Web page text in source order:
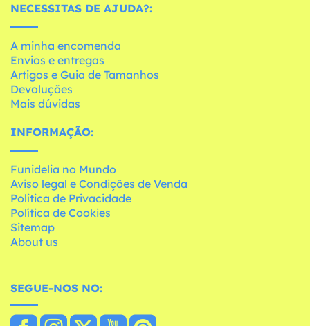
NECESSITAS DE AJUDA?:
A minha encomenda
Envios e entregas
Artigos e Guia de Tamanhos
Devoluções
Mais dúvidas
INFORMAÇÃO:
Funidelia no Mundo
Aviso legal e Condições de Venda
Política de Privacidade
Política de Cookies
Sitemap
About us
SEGUE-NOS NO: